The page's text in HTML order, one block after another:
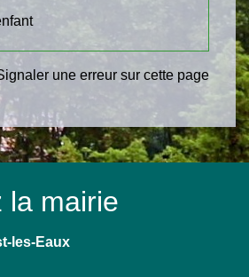
une erreur sur cette page
la mairie
les-Eaux